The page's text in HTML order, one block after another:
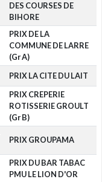
DES COURSES DE
BIHORE
PRIX DE LA
COMMUNE DE LARRE
(Gr A)
PRIX LA CITE DU LAIT
PRIX CREPERIE
ROTISSERIE GROULT
(Gr B)
PRIX GROUPAMA
PRIX DU BAR TABAC
PMU LE LION D'OR